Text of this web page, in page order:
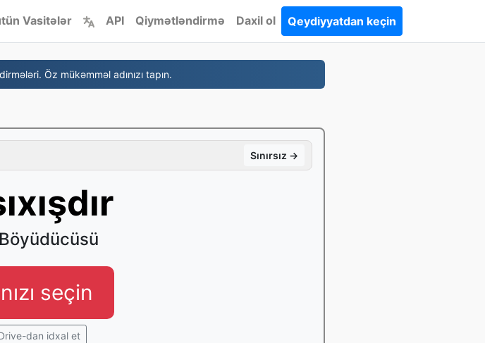
Vasitələr API Qiymətləndirmə Daxil ol Qeydiyyatdan keçin
Öz mükəmməl adınızı tapın.
Sınırsız →
seçin
dan idxal et